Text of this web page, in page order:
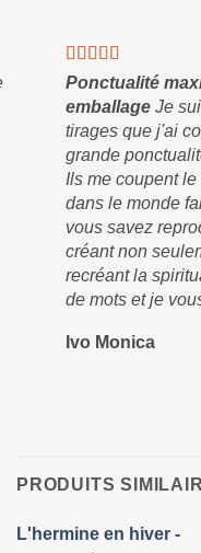
Ponctualité
emballage Je
tirages que j'ai
grande
Ils me coupent
dans le monde
vous savez
créant non
recréant la
de mots et je
Ivo Monica
PRODUITS